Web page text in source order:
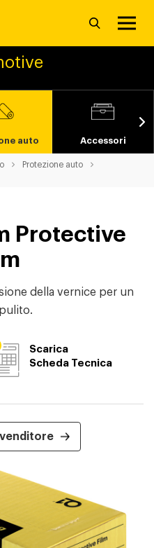
auto Accessori
Protezione auto
Protective
della vernice per un
Scarica
Scheda Tecnica